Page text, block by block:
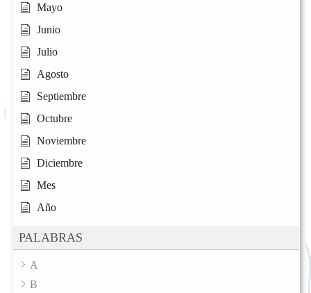
Mayo
Junio
Julio
Agosto
Septiembre
Octubre
Noviembre
Diciembre
Mes
Año
PALABRAS
A
B